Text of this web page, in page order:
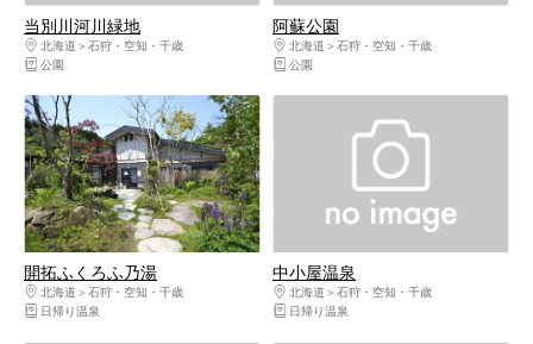
当別川河川緑地
北海道
石狩・空知・千歳
公園
阿蘇公園
北海道
石狩・空知・千歳
公園
開拓ふくろふ乃湯
北海道
石狩・空知・千歳
日帰り温泉
中小屋温泉
北海道
石狩・空知・千歳
日帰り温泉